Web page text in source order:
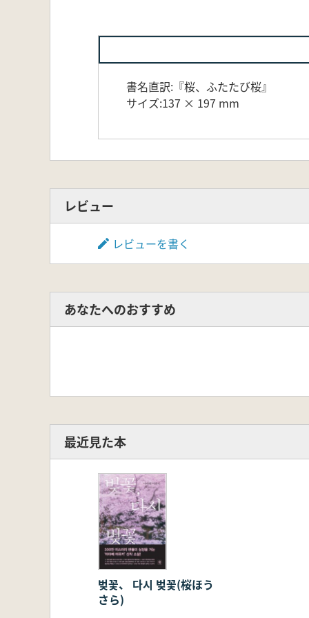
書名直訳:『桜、ふたたび桜』
サイズ:137 × 197 mm
レビュー
レビューを書く
あなたへのおすすめ
最近見た本
벚꽃、 다시 벚꽃(桜ほう
さら)